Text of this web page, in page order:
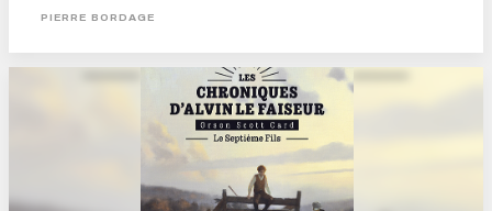
de la série Magie Ex Libris, il nous présente Isaac Vainio, bibliothécaire dans...
PIERRE BORDAGE